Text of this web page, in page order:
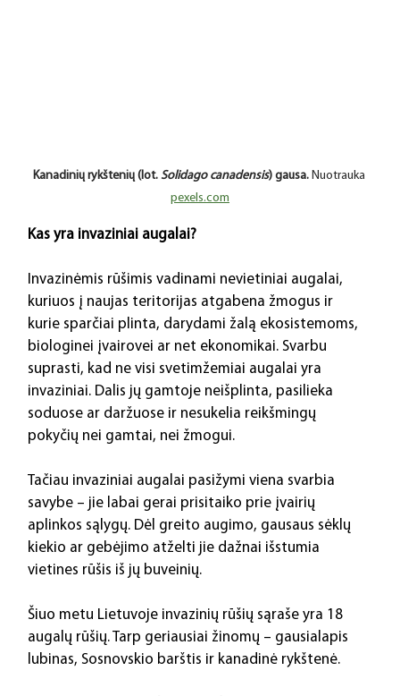
Kanadinių rykštenių (lot. Solidago canadensis) gausa. Nuotrauka
pexels.com
Kas yra invaziniai augalai?
Invazinėmis rūšimis vadinami nevietiniai augalai,
kuriuos į naujas teritorijas atgabena žmogus ir
kurie sparčiai plinta, darydami žalą ekosistemoms,
biologinei įvairovei ar net ekonomikai. Svarbu
suprasti, kad ne visi svetimžemiai augalai yra
invaziniai. Dalis jų gamtoje neišplinta, pasilieka
soduose ar daržuose ir nesukelia reikšmingų
pokyčių nei gamtai, nei žmogui.
Tačiau invaziniai augalai pasižymi viena svarbia
savybe – jie labai gerai prisitaiko prie įvairių
aplinkos sąlygų. Dėl greito augimo, gausaus sėklų
kiekio ar gebėjimo atželti jie dažnai išstumia
vietines rūšis iš jų buveinių.
Šiuo metu Lietuvoje invazinių rūšių sąraše yra 18
augalų rūšių. Tarp geriausiai žinomų – gausialapis
lubinas, Sosnovskio barštis ir kanadinė rykštenė.